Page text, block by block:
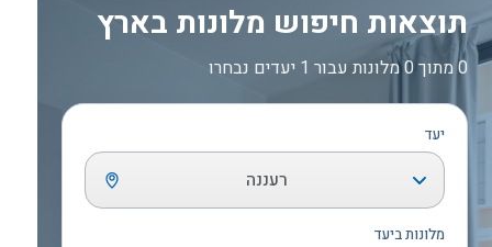
תוצאות חיפוש מלונות בארץ
0 מתוך 0 מלונות עבור 1 יעדים נבחרו
יעד
רעננה
מלונות ביעד